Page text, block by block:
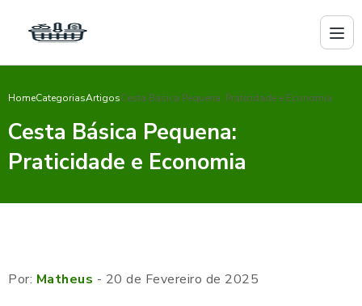
HomeCategoriasArtigosCesta Básica Pequena: Praticidade e Economia
Cesta Básica Pequena:
Praticidade e Economia
Por: Matheus - 20 de Fevereiro de 2025